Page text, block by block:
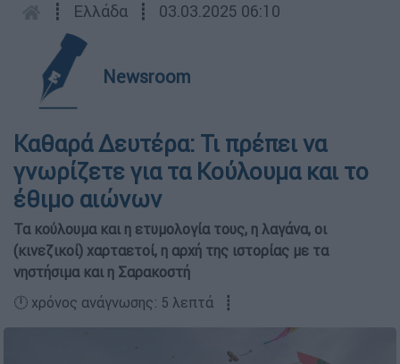
┋ Ελλάδα ┋ 03.03.2025 06:10
Newsroom
Καθαρά Δευτέρα: Τι πρέπει να
γνωρίζετε για τα Κούλουμα και το
έθιμο αιώνων
Τα κούλουμα και η ετυμολογία τους, η λαγάνα, οι
(κινεζικοί) χαρταετοί, η αρχή της ιστορίας με τα
νηστήσιμα και η Σαρακοστή
🕛 χρόνος ανάγνωσης: 5 λεπτά ┋